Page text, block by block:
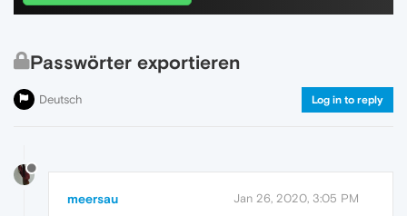
Passwörter exportieren
Deutsch Log in to reply
meersau Jan 26, 2020, 3:05 PM